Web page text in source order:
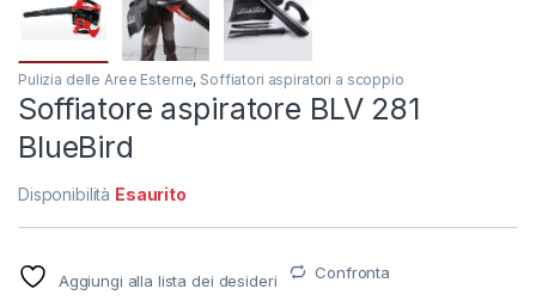
Pulizia delle Aree Esterne, Soffiatori aspiratori a scoppio
Soffiatore aspiratore BLV 281
BlueBird
Disponibilità Esaurito
Aggiungi alla lista dei desideri Confronta